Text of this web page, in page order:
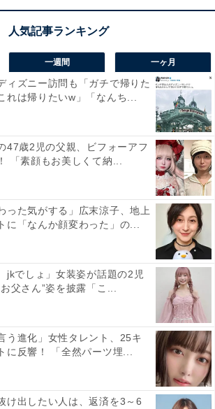
一週間 一ヶ月
ィズニー訪問も「ガチで帰りた
れは帰りたいw」「なんち...
47歳2児の父親、ビフォーアフ
「素顔もお美しくて納...
った気がする」広末涼子、地上
に「なんか顔変わった」の...
jkでしょ」女装姿が話題の2児
父さん”姿を披露「こ...
う進化」女性タレント、25キ
に反響！ 「全然パーツ埋...
け出したい人は、返済を3～6